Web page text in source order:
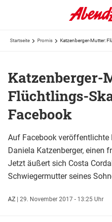
Startseite Promis Katzenberger-Mutter:
Katzenberger-
Flüchtlings-
Facebook
Auf Facebook veröffentlichte
Daniela Katzenberger, einen
Jetzt äußert sich Costa
Schwiegermutter seines
AZ | 29. November 2017 - 13:25 Uhr